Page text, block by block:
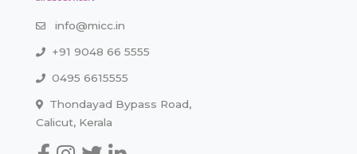
info@micc.in
+91 9048 66 5555
0495 6615555
Thondayad Bypass Road,
Calicut, Kerala